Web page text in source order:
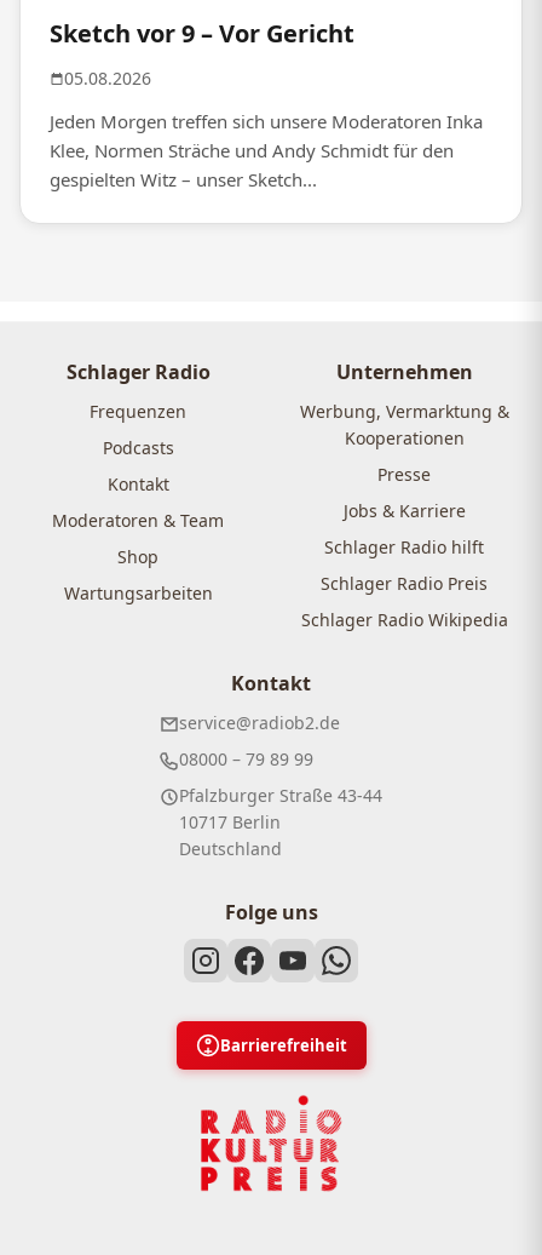
Sketch vor 9 – Vor Gericht
05.08.2026
Jeden Morgen treffen sich unsere Moderatoren Inka
Klee, Normen Sträche und Andy Schmidt für den
gespielten Witz – unser Sketch...
Schlager Radio
Frequenzen
Podcasts
Kontakt
Moderatoren & Team
Shop
Wartungsarbeiten
Unternehmen
Werbung, Vermarktung &
Kooperationen
Presse
Jobs & Karriere
Schlager Radio hilft
Schlager Radio Preis
Schlager Radio Wikipedia
Kontakt
service@radiob2.de
08000 – 79 89 99
Pfalzburger Straße 43-44
10717 Berlin
Deutschland
Folge uns
Barrierefreiheit